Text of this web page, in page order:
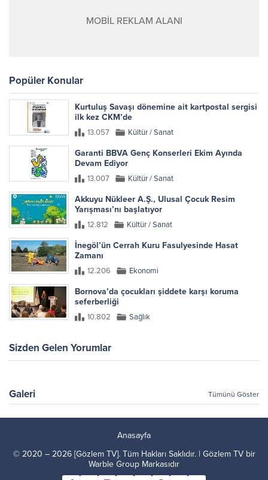
MOBİL REKLAM ALANI
Popüler Konular
Kurtuluş Savaşı dönemine ait kartpostal sergisi
ilk kez CKM’de
13.057 Kültür / Sanat
Garanti BBVA Genç Konserleri Ekim Ayında
Devam Ediyor
13.007 Kültür / Sanat
Akkuyu Nükleer A.Ş., Ulusal Çocuk Resim
Yarışması’nı başlatıyor
12.812 Kültür / Sanat
İnegöl’ün Cerrah Kuru Fasulyesinde Hasat
Zamanı
12.206 Ekonomi
Bornova’da çocukları şiddete karşı koruma
seferberliği
10.802 Sağlık
Sizden Gelen Yorumlar
Galeri Tümünü Göster
Anasayfa
© 2020 – 2026 [Gözlem TV]. Tüm Hakları Saklıdır. | Gözlem TV bir
Warble Group Markasıdır